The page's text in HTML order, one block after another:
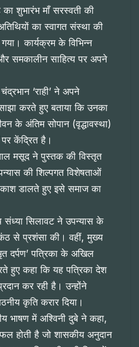
शुभारंभ माँ सरस्वती की
का स्वागत संस्था की
गया। कार्यक्रम के विभिन्न
समकालीन साहित्य पर अपने
‘राही’ ने अपने
करते हुए बताया कि उनका
के अंतिम सोपान (वृद्धावस्था)
पर केंद्रित है।
मसूद ने पुस्तक की विस्तृत
की शिल्पगत विशेषताओं
डालते हुए इसे समाज का
संध्या सिलावट ने उपन्यास के
से प्रशंसा की। वहीं, मुख्य
दर्पण’ पत्रिका के अखिल
हुए कहा कि यह पत्रिका देश
कर रही है। उन्होंने
कृति करार दिया।
भाषण में अश्विनी दुबे ने कहा,
होती है जो शासकीय अनुदान